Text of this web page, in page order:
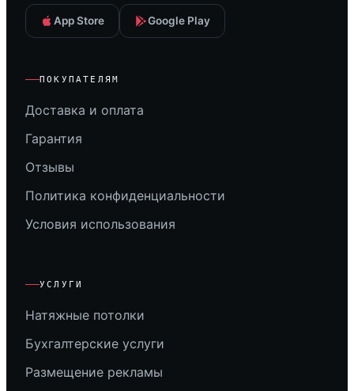
App Store Google Play
ПОКУПАТЕЛЯМ
Доставка и оплата
Гарантия
Отзывы
Политика конфиденциальности
Условия использования
УСЛУГИ
Натяжные потолки
Бухгалтерские услуги
Размещение рекламы